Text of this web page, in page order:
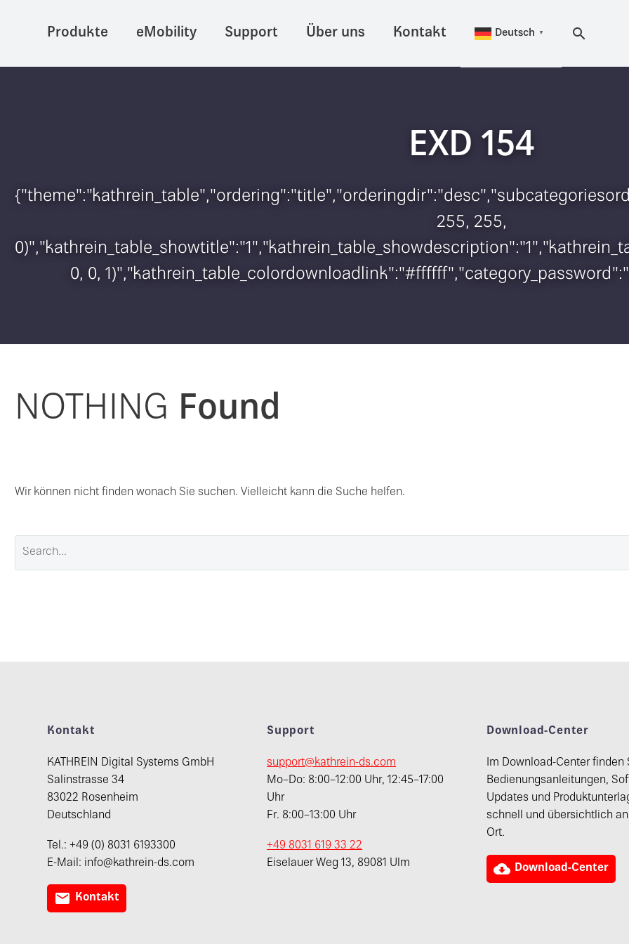
Produkte eMobility Support Über uns Kontakt Deutsch ▼
EXD 154
255, 255,
0, 0,
NOTHING Found
Wir können nicht finden wonach Sie suchen. Vielleicht kann die Suche helfen.
Kontakt
KATHREIN Digital Systems GmbH
Salinstrasse 34
83022 Rosenheim
Deutschland
Tel.: +49 (0) 8031 6193300
E-Mail: info@kathrein-ds.com
 Kontakt
Support
support@kathrein-ds.com
Mo–Do: 8:00–12:00 Uhr, 12:45–17:00
Uhr
Fr. 8:00–13:00 Uhr
+49 8031 619 33 22
Eiselauer Weg 13, 89081 Ulm
Download-Center
Im Download-Center finden
Bedienungsanleitungen,
Updates und
schnell und übersichtlich
Ort.
 Download-Center